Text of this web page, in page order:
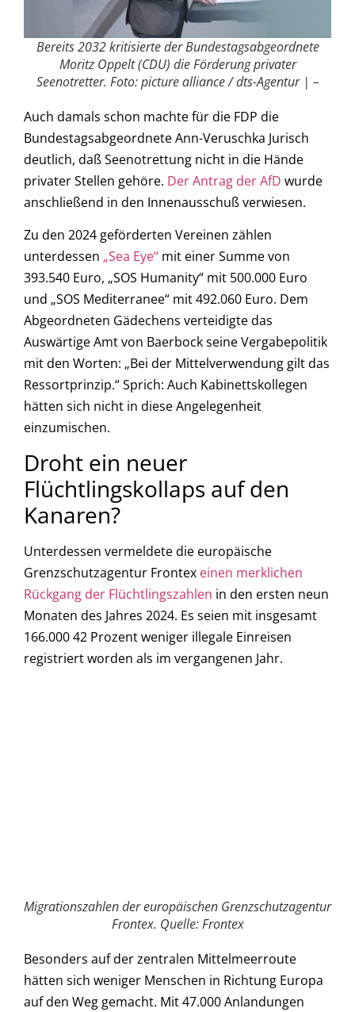
Bereits 2032 kritisierte der Bundestagsabgeordnete
Moritz Oppelt (CDU) die Förderung privater
Seenotretter. Foto: picture alliance / dts-Agentur | –
Auch damals schon machte für die FDP die
Bundestagsabgeordnete Ann-Veruschka Jurisch
deutlich, daß Seenotrettung nicht in die Hände
privater Stellen gehöre. Der Antrag der AfD wurde
anschließend in den Innenausschuß verwiesen.
Zu den 2024 geförderten Vereinen zählen
unterdessen „Sea Eye“ mit einer Summe von
393.540 Euro, „SOS Humanity“ mit 500.000 Euro
und „SOS Mediterranee“ mit 492.060 Euro. Dem
Abgeordneten Gädechens verteidigte das
Auswärtige Amt von Baerbock seine Vergabepolitik
mit den Worten: „Bei der Mittelverwendung gilt das
Ressortprinzip.“ Sprich: Auch Kabinettskollegen
hätten sich nicht in diese Angelegenheit
einzumischen.
Droht ein neuer
Flüchtlingskollaps auf den
Kanaren?
Unterdessen vermeldete die europäische
Grenzschutzagentur Frontex einen merklichen
Rückgang der Flüchtlingszahlen in den ersten neun
Monaten des Jahres 2024. Es seien mit insgesamt
166.000 42 Prozent weniger illegale Einreisen
registriert worden als im vergangenen Jahr.
Migrationszahlen der europäischen Grenzschutzagentur
Frontex. Quelle: Frontex
Besonders auf der zentralen Mittelmeerroute
hätten sich weniger Menschen in Richtung Europa
auf den Weg gemacht. Mit 47.000 Anlandungen